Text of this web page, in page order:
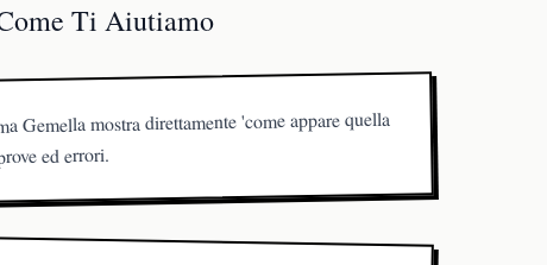
Ti Aiutiamo
Gemella mostra direttamente 'come appare quella
ed errori.